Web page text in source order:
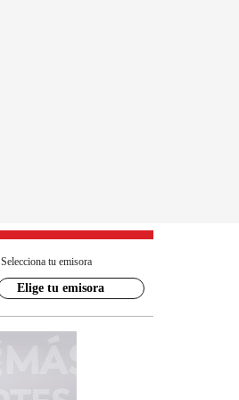
Selecciona tu emisora
Elige tu emisora